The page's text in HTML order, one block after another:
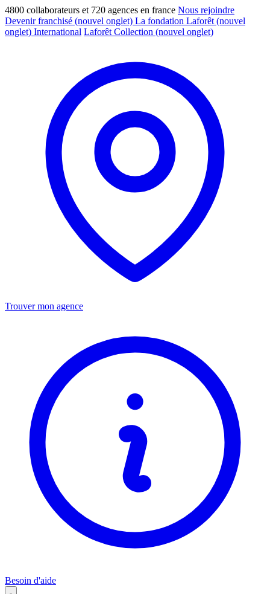
4800 collaborateurs et 720 agences en france Nous rejoindre
Devenir franchisé (nouvel onglet) La fondation Laforêt (nouvel
onglet) International Laforêt Collection (nouvel onglet)
Trouver mon agence
Besoin d'aide